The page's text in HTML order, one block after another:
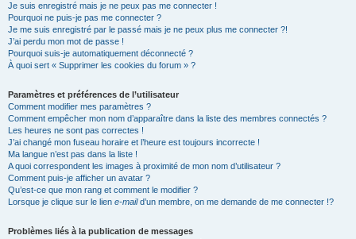
Je suis enregistré mais je ne peux pas me connecter !
Pourquoi ne puis-je pas me connecter ?
Je me suis enregistré par le passé mais je ne peux plus me connecter ?!
J’ai perdu mon mot de passe !
Pourquoi suis-je automatiquement déconnecté ?
À quoi sert « Supprimer les cookies du forum » ?
Paramètres et préférences de l’utilisateur
Comment modifier mes paramètres ?
Comment empêcher mon nom d’apparaître dans la liste des membres connectés ?
Les heures ne sont pas correctes !
J’ai changé mon fuseau horaire et l’heure est toujours incorrecte !
Ma langue n’est pas dans la liste !
A quoi correspondent les images à proximité de mon nom d’utilisateur ?
Comment puis-je afficher un avatar ?
Qu’est-ce que mon rang et comment le modifier ?
Lorsque je clique sur le lien e-maild’un membre, on me demande de me connecter !?
Problèmes liés à la publication de messages